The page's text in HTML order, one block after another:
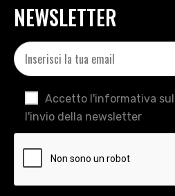
NEWSLETTER
Accetto l'informativa
l'invio della newsletter